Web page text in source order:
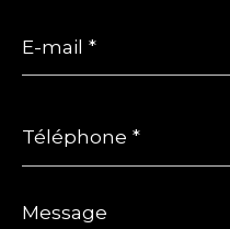
mail
*
*
Message
*